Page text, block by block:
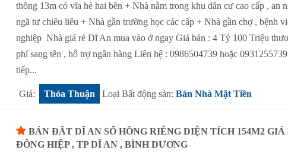
thông 13m có vĩa hè hai bên + Nhà nằm trong khu dân cư cao cấp , an
ngã tư chiêu liêu + Nhà gần trường học các cấp + Nhà gần chợ , bệnh
nghiệp Nhà giá rẻ Dĩ An mua vào ở ngay Giá bán : 4 Tỷ 100 Triệu
phí sang tên , hỗ trợ ngân hàng Liên hệ : 0986504739 hoặc
tiếp...
Giá: Thỏa Thuận Loại Bất động sản: Bán Nhà Mặt Tiền
BÁN ĐẤT DĨ AN SỔ HỒNG RIÊNG DIỆN TÍCH 154M2 GIÁ
ĐÔNG HIỆP , TP DĨ AN , BÌNH DƯƠNG